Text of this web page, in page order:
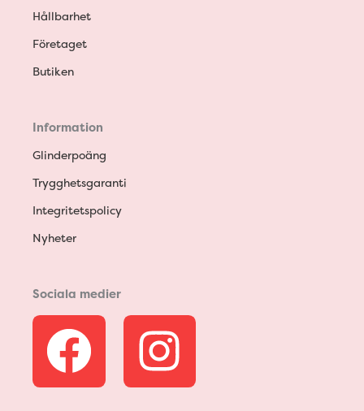
Hållbarhet
Företaget
Butiken
Information
Glinderpoäng
Trygghetsgaranti
Integritetspolicy
Nyheter
Sociala medier
F
a
I
n